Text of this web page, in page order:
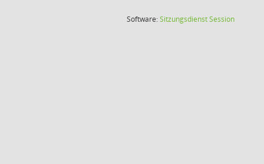
Software:SitzungsdienstSession(Wird in